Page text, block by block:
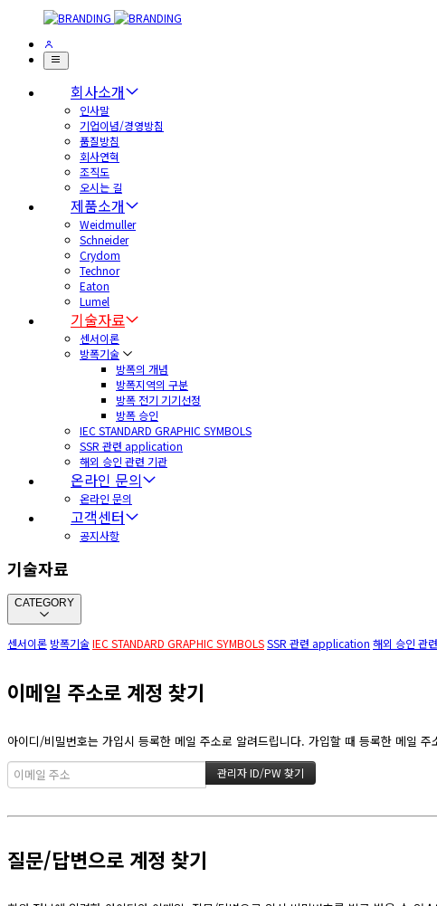
회사소개
인사말
기업이념/경영방침
품질방침
회사연혁
조직도
오시는 길
제품소개
Weidmuller
Schneider
Crydom
Technor
Eaton
Lumel
기술자료
센서이론
방폭기술
방폭의 개념
방폭지역의 구분
방폭 전기 기기선정
방폭 승인
IEC STANDARD GRAPHIC SYMBOLS
SSR 관련 application
해외 승인 관련 기관
온라인 문의
온라인 문의
고객센터
공지사항
기술자료
CATEGORY
센서이론 방폭기술IEC STANDARD GRAPHIC SYMBOLSSSR 관련 application 해외 승인 관
이메일 주소로 계정 찾기
아이디/비밀번호는 가입시 등록한 메일 주소로 알려드립니다. 가입할 때 등록한 메일
질문/답변으로 계정 찾기